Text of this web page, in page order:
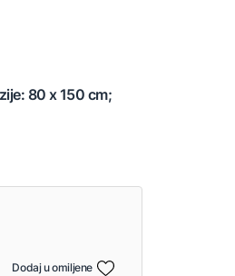
80 x 150 cm;
Dodaj u omiljene